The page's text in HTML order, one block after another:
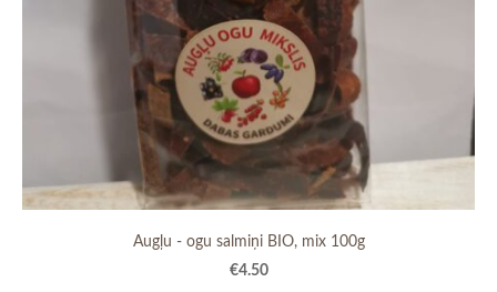
Augļu - ogu salmiņi BIO, mix 100g
€4.50